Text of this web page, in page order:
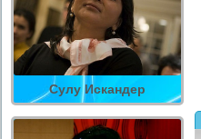
Сулу Искандер